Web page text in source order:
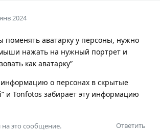
2024
поменять аватарку у персоны, нужно
нажать на нужный портрет и
как аватарку”
информацию о персонах в скрытые
и Tonfotos забирает эту информацию
Ответить
на это сообщение.